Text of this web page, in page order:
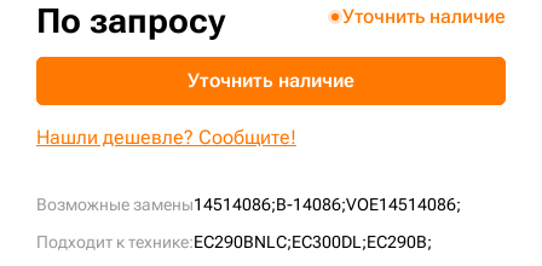
Возможные замены14514086;B-14086;VOE14514086;
Подходит к технике:EC290BNLC;EC300DL;EC290B;
По запросу Уточнить наличие
Уточнить наличие
Нашли дешевле? Сообщите!